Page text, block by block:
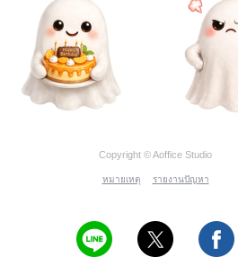
Copyright © Aoffice Studio
หมายเหตุ รายงานปัญหา